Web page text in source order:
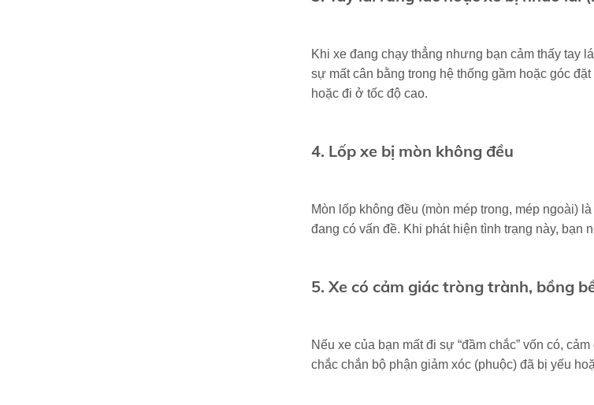
Khi xe đang chạy thẳng nhưng bạn cảm thấy tay
sự mất cân bằng trong hệ thống gầm hoặc góc
hoặc đi ở tốc độ cao.
4. Lốp xe bị mòn không đều
Mòn lốp không đều (mòn mép trong, mép ngoài)
đang có vấn đề. Khi phát hiện tình trạng này, bạn
5. Xe có cảm giác tròng trành, bồng
Nếu xe của bạn mất đi sự “đầm chắc” vốn có,
chắc chắn bộ phận giảm xóc (phuộc) đã bị yếu